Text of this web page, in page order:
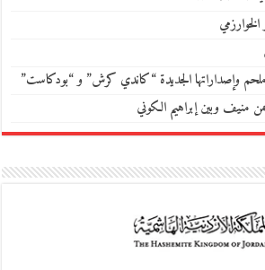
ملحم وإصداراتها الجديدة “كاندي كرش” و “بودكاست”
منيف وبين إبراهيم الكوني